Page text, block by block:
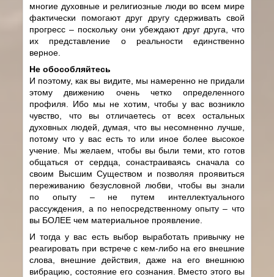
многие духовные и религиозные люди во всем мире
фактически помогают друг другу сдерживать свой
прогресс – поскольку они убеждают друг друга, что
их представление о реальности единственно
верное.
Не обособляйтесь
И поэтому, как вы видите, мы намеренно не придали
этому движению очень четко определенного
профиля. Ибо мы не хотим, чтобы у вас возникло
чувство, что вы отличаетесь от всех остальных
духовных людей, думая, что вы несомненно лучше,
потому что у вас есть то или иное более высокое
учение. Мы желаем, чтобы вы были теми, кто готов
общаться от сердца, сонастраиваясь сначала со
своим Высшим Существом и позволяя проявиться
переживанию безусловной любви, чтобы вы знали
по опыту – не путем интеллектуального
рассуждения, а по непосредственному опыту – что
вы БОЛЕЕ чем материальное проявление.
И тогда у вас есть выбор выработать привычку не
реагировать при встрече с кем-либо на его внешние
слова, внешние действия, даже на его внешнюю
вибрацию, состояние его сознания. Вместо этого вы